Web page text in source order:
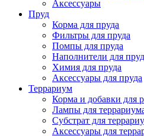
Аксессуары
Пруд
Корма для пруда
Фильтры для пруда
Помпы для пруда
Наполнители для
Химия для пруда
Аксессуары для пруда
Террариум
Корма и добавки для
Лампы для
Субстрат для
Аксессуары для